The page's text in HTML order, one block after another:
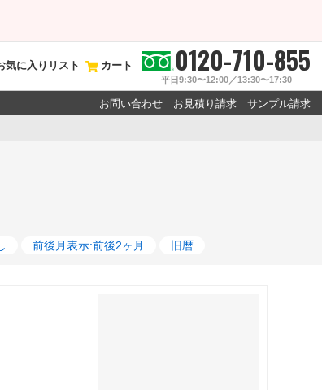
気に入りリスト カート 0120-710-855
平日9:30〜12:00／13:30〜17:30
お問い合わせ お見積り請求 サンプル請求
前後月表示:前後2ヶ月 旧暦